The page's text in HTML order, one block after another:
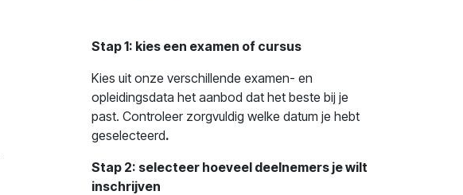
Stap 1: kies een examen of cursus
Kies uit onze verschillende examen- en
opleidingsdata het aanbod dat het beste bij je
past. Controleer zorgvuldig welke datum je hebt
geselecteerd.
Stap 2: selecteer hoeveel deelnemers je wilt
inschrijven